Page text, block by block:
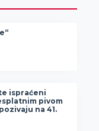
ispraćeni
pivom
na 41.